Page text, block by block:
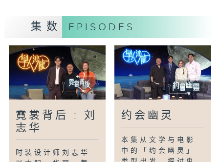
潘浩伦(建筑师)
董正纲(建筑师)
嘉宾主持：
简佩珊(杂志编辑)
#情系公屋*潘浩伦#阮文韬#陈元敬#简佩
珊
集数 EPISODES
霓裳背后 : 刘
志华
时装设计师刘志华
约会幽灵
本集从文学与电影
中的「约会幽灵」